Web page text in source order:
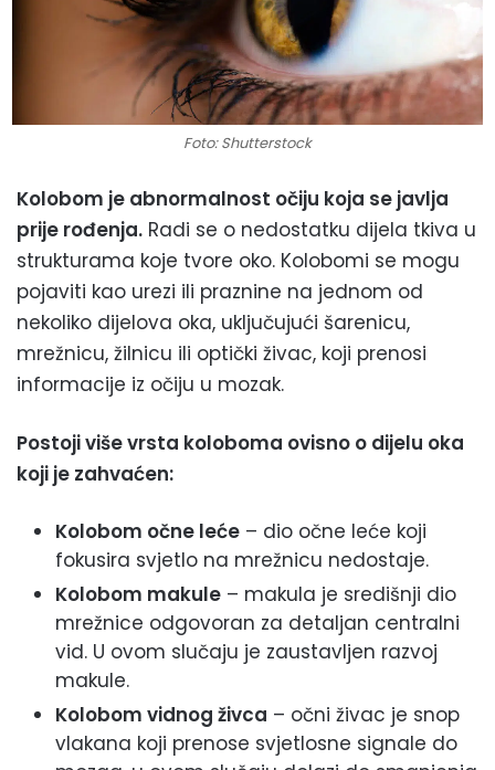
Foto: Shutterstock
Kolobom je abnormalnost očiju koja se javlja
prije rođenja. Radi se o nedostatku dijela tkiva u
strukturama koje tvore oko. Kolobomi se mogu
pojaviti kao urezi ili praznine na jednom od
nekoliko dijelova oka, uključujući šarenicu,
mrežnicu, žilnicu ili optički živac, koji prenosi
informacije iz očiju u mozak.
Postoji više vrsta koloboma ovisno o dijelu oka
koji je zahvaćen:
Kolobom očne leće – dio očne leće koji
fokusira svjetlo na mrežnicu nedostaje.
Kolobom makule – makula je središnji dio
mrežnice odgovoran za detaljan centralni
vid. U ovom slučaju je zaustavljen razvoj
makule.
Kolobom vidnog živca – očni živac je snop
vlakana koji prenose svjetlosne signale do